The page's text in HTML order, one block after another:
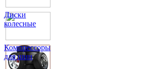
Диски
колесные
Компрессоры
для шин